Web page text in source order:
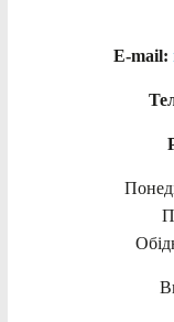
E-mail: